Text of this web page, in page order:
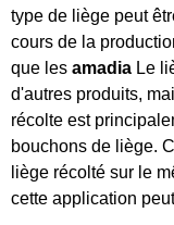
type de liège peut
cours de la
que les amadia Le
d'autres produits,
récolte est
bouchons de liège.
liège récolté sur le
cette application